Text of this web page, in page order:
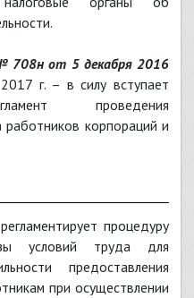
708н от 5 декабря 2016
г. – в силу вступает
проведения
работников корпораций и
процедуру
условий труда для
предоставления
при осуществлении